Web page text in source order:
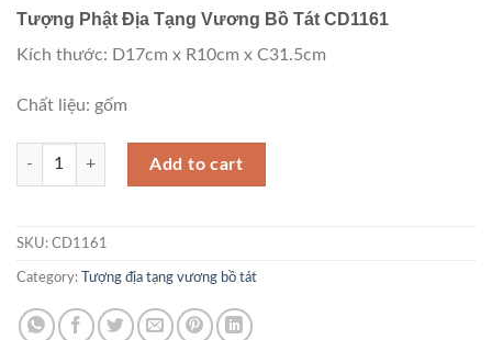
Tượng Phật Địa Tạng Vương Bồ Tát CD1161
Kích thước: D17cm x R10cm x C31.5cm
Chất liệu: gốm
Tượng Phật Địa Tạng Vương Bồ Tát CD1161 quantity
Add to cart
SKU: CD1161
Category: Tượng địa tạng vương bồ tát